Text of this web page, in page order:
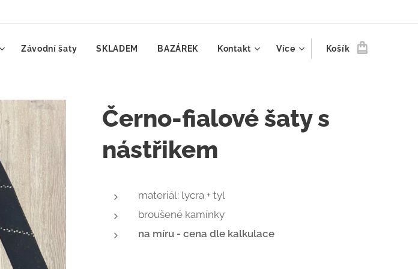
Závodní šaty SKLADEM BAZÁREK Kontakt Více Košík
Černo-fialové šaty s
nástřikem
materiál: lycra + tyl
broušené kamínky
na míru - cena dle kalkulace